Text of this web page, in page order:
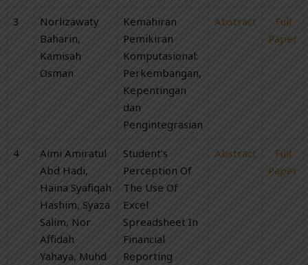
3
Norlizawaty
Baharin,
Kamisah
Osman
Kemahiran
Pemikiran
Komputasional:
Perkembangan,
Kepentingan
dan
Pengintegrasian
Abstract
Full
Paper
4
Aimi Amiratul
Abd Hadi,
Haina Syafiqah
Hashim, Syaza
Salim, Nor
Affidah
Yahaya, Muhd
Student’s
Perception Of
The Use Of
Excel
Spreadsheet In
Financial
Reporting
Abstract
Full
Paper